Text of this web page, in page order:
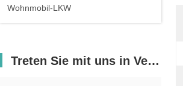
Wohnmobil-LKW
Treten Sie mit uns in Verbindung